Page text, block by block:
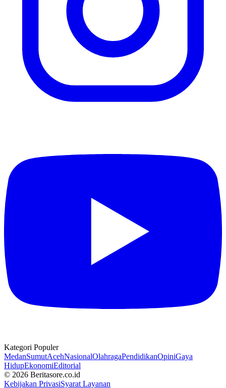
Kategori Populer
MedanSumutAcehNasionalOlahragaPendidikanOpiniGaya
HidupEkonomiEditorial
© 2026 Beritasore.co.id
Kebijakan PrivasiSyarat Layanan